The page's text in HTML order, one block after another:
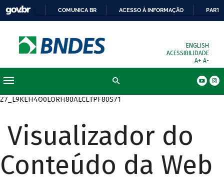
COMUNICA BR ACESSO À INFORMAÇÃO
ENGLISH
ACESSIBILIDADE
A+ A-
Z7_L9KEH4O0LORH80ALCLTPF80S71
Visualizador do
Conteúdo da Web